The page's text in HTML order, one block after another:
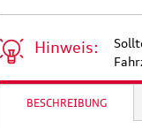
Hinweis:
BESCHREIBUNG